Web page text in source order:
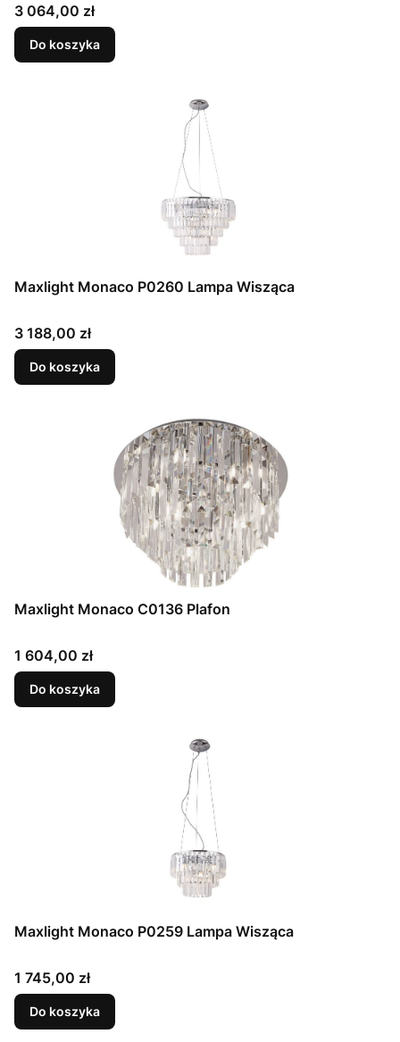
Cena
3 064,00 zł
Do koszyka
Maxlight Monaco P0260 Lampa Wisząca
Cena
3 188,00 zł
Do koszyka
Maxlight Monaco C0136 Plafon
Cena
1 604,00 zł
Do koszyka
Maxlight Monaco P0259 Lampa Wisząca
Cena
1 745,00 zł
Do koszyka